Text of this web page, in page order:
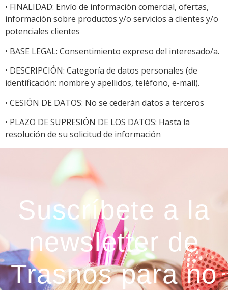
• FINALIDAD: Envío de información comercial, ofertas,
información sobre productos y/o servicios a clientes y/o
potenciales clientes
• BASE LEGAL: Consentimiento expreso del interesado/a.
• DESCRIPCIÓN: Categoría de datos personales (de
identificación: nombre y apellidos, teléfono, e-mail).
• CESIÓN DE DATOS: No se cederán datos a terceros
• PLAZO DE SUPRESIÓN DE LOS DATOS: Hasta la
resolución de su solicitud de información
Suscríbete a la
newsletter de
Trasnos para no